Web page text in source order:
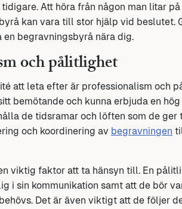
Att höra från någon man litar
kan vara till stor hjälp vid beslutet.
en begravningsbyrå nära dig.
och pålitlighet
att leta efter är professionalism och
bemötande och kunna erbjuda en
de tidsramar och löften som de
och koordinering av begravningen
viktig faktor att ta hänsyn till. En
i sin kommunikation samt att de bör
Det är även viktigt att de följer